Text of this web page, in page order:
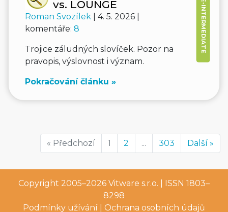
PRE-INTERMEDIATE
vs. LOUNGE
Roman Svozílek
| 4. 5. 2026 |
komentáře: 8
Trojice záludných slovíček. Pozor na
pravopis, výslovnost i význam.
Pokračování článku »
« Předchozí 1 2 ... 303 Další »
Copyright 2005–2026 Vitware s.r.o. | ISSN 1803–
8298
Podmínky užívání
Ochrana osobních údajů